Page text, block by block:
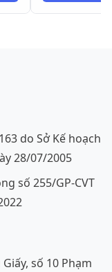
do Sở Kế hoạch
28/07/2005
số 255/GP-CVT
số 10 Phạm